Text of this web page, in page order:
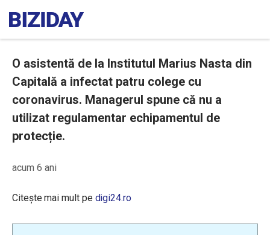
O asistentă de la Institutul Marius Nasta din
Capitală a infectat patru colege cu
coronavirus. Managerul spune că nu a
utilizat regulamentar echipamentul de
protecție.
acum 6 ani
Citește mai mult pe digi24.ro